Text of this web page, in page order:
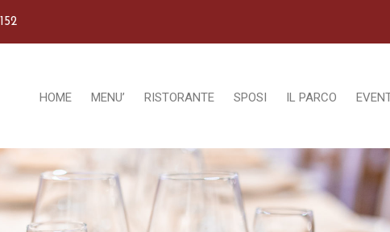
HOME MENU’ RISTORANTE SPOSI IL PARCO